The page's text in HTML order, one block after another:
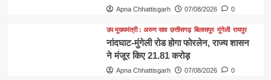
Apna Chhattisgarh 07/08/2026 0
उप मुख्यमंत्री : अरुण साव छत्तीसगढ़ बिलासपुर मुंगेली रायपुर
नांदघाट-मुंगेली रोड होगा फोरलेन, राज्य शासन
ने मंजूर किए 21.81 करोड़
Apna Chhattisgarh 07/08/2026 0